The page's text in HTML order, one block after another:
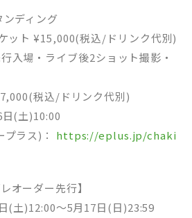
ディング
ット ¥15,000(税込/ドリンク代別)
入場・ライブ後2ショット撮影・
税込/ドリンク代別)
(土)10:00
ラス)： https://eplus.jp/chaki
オーダー先行】
(土)12:00〜5月17日(日)23:59